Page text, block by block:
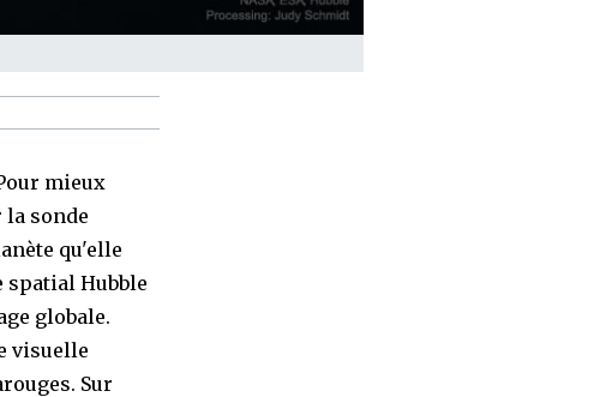
mieux
la sonde
qu'elle
spatial Hubble
globale.
visuelle
Sur